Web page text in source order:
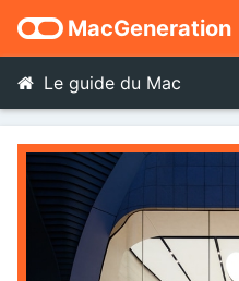
MacGeneration
Le guide du Mac